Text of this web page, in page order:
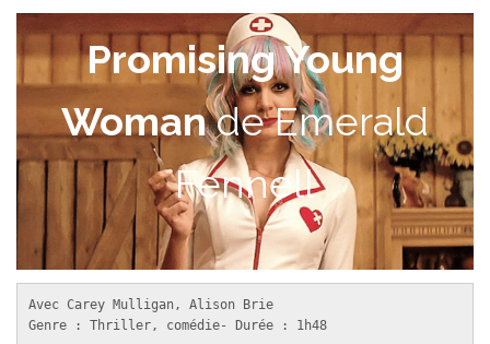
Promising Young
Womande Emerald
Fennell
Avec Carey Mulligan, Alison Brie
Genre : Thriller, comédie- Durée : 1h48